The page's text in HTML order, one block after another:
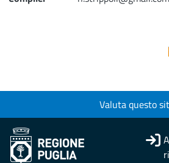
Valuta questo